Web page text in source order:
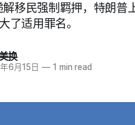
移民强制羁押，特朗普
了适用罪名。
换
6月15日 — 1 min read